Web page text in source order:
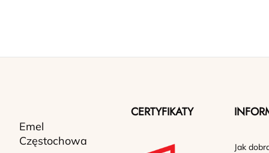
Emel
Częstochowa
CERTYFIKATY
Jak